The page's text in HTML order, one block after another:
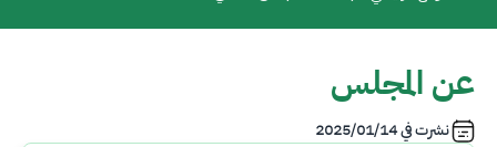
عن المجلس
نشرت في2025/01/14